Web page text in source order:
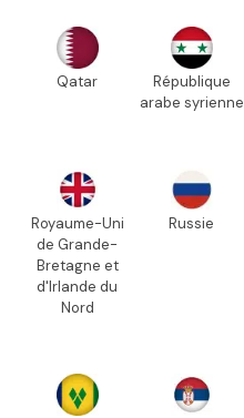
Qatar
République
arabe syrienne
Royaume-Uni
de Grande-
Bretagne et
d'Irlande du
Nord
Russie